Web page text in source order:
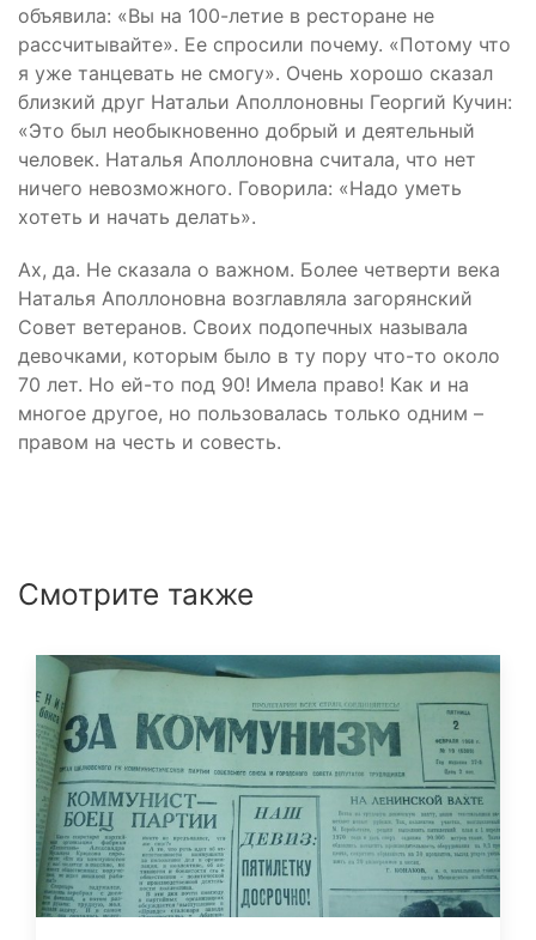
объявила: «Вы на 100-летие в ресторане не
рассчитывайте». Ее спросили почему. «Потому что
я уже танцевать не смогу». Очень хорошо сказал
близкий друг Натальи Аполлоновны Георгий Кучин:
«Это был необыкновенно добрый и деятельный
человек. Наталья Аполлоновна считала, что нет
ничего невозможного. Говорила: «Надо уметь
хотеть и начать делать».
Ах, да. Не сказала о важном. Более четверти века
Наталья Аполлоновна возглавляла загорянский
Совет ветеранов. Своих подопечных называла
девочками, которым было в ту пору что-то около
70 лет. Но ей-то под 90! Имела право! Как и на
многое другое, но пользовалась только одним –
правом на честь и совесть.
Смотрите также